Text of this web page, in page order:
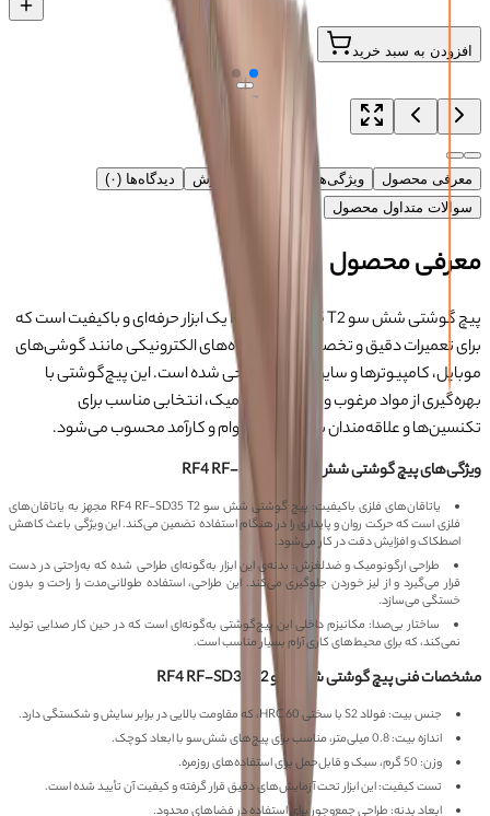
افزودن به سبد خرید
معرفی محصول ویژگی‌های محصول آموزش
دیدگاه‌ها (۰)
سوالات متداول محصول
معرفی محصول
پیچ گوشتی شش سو RF4 RF-SD35 T2 یک ابزار حرفه‌ای و باکیفیت است که
برای تعمیرات دقیق و تخصصی در دستگاه‌های الکترونیکی مانند گوشی‌های
موبایل، کامپیوترها و سایر تجهیزات طراحی شده است. این پیچ‌گوشتی با
بهره‌گیری از مواد مرغوب و طراحی ارگونومیک، انتخابی مناسب برای
تکنسین‌ها و علاقه‌مندان به ابزارهای بادوام و کارآمد محسوب می‌شود.
ویژگی‌های پیچ گوشتی شش سو RF4 RF-SD35 T2
یاتاقان‌های فلزی باکیفیت: پیچ گوشتی شش سو RF4 RF-SD35 T2 مجهز به یاتاقان‌های
فلزی است که حرکت روان و پایداری را در هنگام استفاده تضمین می‌کند. این ویژگی باعث کاهش
اصطکاک و افزایش دقت در کار می‌شود.
طراحی ارگونومیک و ضدلغزش: بدنه‌ی این ابزار به‌گونه‌ای طراحی شده که به‌راحتی در دست
قرار می‌گیرد و از لیز خوردن جلوگیری می‌کند. این طراحی، استفاده طولانی‌مدت را راحت و بدون
خستگی می‌سازد.
ساختار بی‌صدا: مکانیزم داخلی این پیچ‌گوشتی به‌گونه‌ای است که در حین کار صدایی تولید
نمی‌کند، که برای محیط‌های کاری آرام بسیار مناسب است.
مشخصات فنی پیچ گوشتی شش سو RF4 RF-SD35 T2
جنس بیت: فولاد S2 با سختی HRC 60، که مقاومت بالایی در برابر سایش و شکستگی دارد.
اندازه بیت: 0.8 میلی‌متر، مناسب برای پیچ‌های شش‌سو با ابعاد کوچک.
وزن: 50 گرم، سبک و قابل‌حمل برای استفاده‌های روزمره.
تست کیفیت: این ابزار تحت آزمایش‌های دقیق قرار گرفته و کیفیت آن تأیید شده است.
ابعاد بدنه: طراحی جمع‌وجور برای استفاده در فضاهای محدود.